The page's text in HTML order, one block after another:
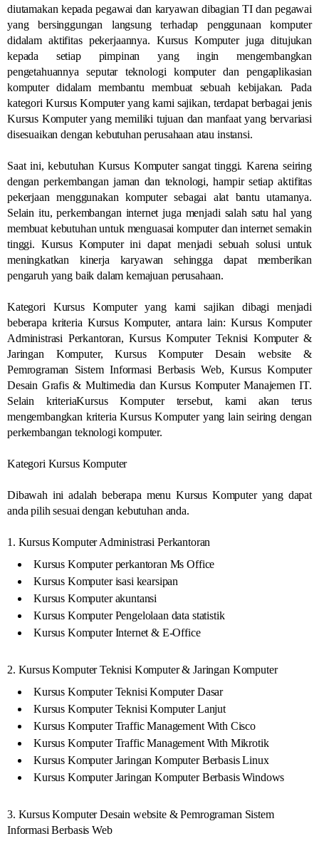
diutamakan kepada pegawai dan karyawan dibagian TI dan pegawai
yang bersinggungan langsung terhadap penggunaan komputer
didalam aktifitas pekerjaannya. Kursus Komputer juga ditujukan
kepada setiap pimpinan yang ingin mengembangkan
pengetahuannya seputar teknologi komputer dan pengaplikasian
komputer didalam membantu membuat sebuah kebijakan. Pada
kategori Kursus Komputer yang kami sajikan, terdapat berbagai jenis
Kursus Komputer yang memiliki tujuan dan manfaat yang bervariasi
disesuaikan dengan kebutuhan perusahaan atau instansi.
Saat ini, kebutuhan Kursus Komputer sangat tinggi. Karena seiring
dengan perkembangan jaman dan teknologi, hampir setiap aktifitas
pekerjaan menggunakan komputer sebagai alat bantu utamanya.
Selain itu, perkembangan internet juga menjadi salah satu hal yang
membuat kebutuhan untuk menguasai komputer dan internet semakin
tinggi. Kursus Komputer ini dapat menjadi sebuah solusi untuk
meningkatkan kinerja karyawan sehingga dapat memberikan
pengaruh yang baik dalam kemajuan perusahaan.
Kategori Kursus Komputer yang kami sajikan dibagi menjadi
beberapa kriteria Kursus Komputer, antara lain: Kursus Komputer
Administrasi Perkantoran, Kursus Komputer Teknisi Komputer &
Jaringan Komputer, Kursus Komputer Desain website &
Pemrograman Sistem Informasi Berbasis Web, Kursus Komputer
Desain Grafis & Multimedia dan Kursus Komputer Manajemen IT.
Selain kriteriaKursus Komputer tersebut, kami akan terus
mengembangkan kriteria Kursus Komputer yang lain seiring dengan
perkembangan teknologi komputer.
Kategori Kursus Komputer
Dibawah ini adalah beberapa menu Kursus Komputer yang dapat
anda pilih sesuai dengan kebutuhan anda.
1. Kursus Komputer Administrasi Perkantoran
Kursus Komputer perkantoran Ms Office
Kursus Komputer isasi kearsipan
Kursus Komputer akuntansi
Kursus Komputer Pengelolaan data statistik
Kursus Komputer Internet & E-Office
2. Kursus Komputer Teknisi Komputer & Jaringan Komputer
Kursus Komputer Teknisi Komputer Dasar
Kursus Komputer Teknisi Komputer Lanjut
Kursus Komputer Traffic Management With Cisco
Kursus Komputer Traffic Management With Mikrotik
Kursus Komputer Jaringan Komputer Berbasis Linux
Kursus Komputer Jaringan Komputer Berbasis Windows
3. Kursus Komputer Desain website & Pemrograman Sistem
Informasi Berbasis Web